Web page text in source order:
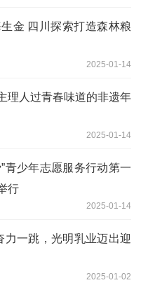
金 四川探索打造森林粮
2025-01-14
理人过青春味道的非遗年
2025-01-14
青少年志愿服务行动第一
行
2025-01-14
力一跳，光明乳业迈出迎
2025-01-02